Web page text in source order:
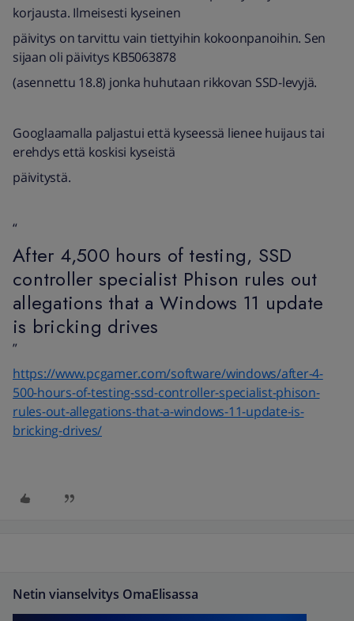
korjausta. Ilmeisesti kyseinen
päivitys on tarvittu vain tiettyihin kokoonpanoihin. Sen
sijaan oli päivitys KB5063878
(asennettu 18.8) jonka huhutaan rikkovan SSD-levyjä.
Googlaamalla paljastui että kyseessä lienee huijaus tai
erehdys että koskisi kyseistä
päivitystä.
“
After 4,500 hours of testing, SSD
controller specialist Phison rules out
allegations that a Windows 11 update
is bricking drives
”
https://www.pcgamer.com/software/windows/after-4-
500-hours-of-testing-ssd-controller-specialist-phison-
rules-out-allegations-that-a-windows-11-update-is-
bricking-drives/
Netin vianselvitys OmaElisassa